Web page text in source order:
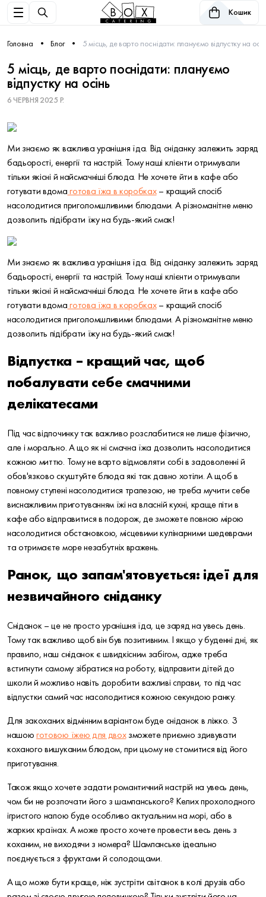
Кошик
Головна Блог 5 місць, де варто поснідати: плануємо відпустку на
5 місць, де варто поснідати: плануємо
відпустку на осінь
6 ЧЕРВНЯ 2025 Р.
Ми знаємо як важлива уранішня їда. Від сніданку залежить заряд
бадьорості, енергії та настрій. Тому наші клієнти отримували
тільки якісні й найсмачніші блюда. Не хочете йти в кафе або
готувати вдома готова їжа в коробках– кращий спосіб
насолодитися приголомшливими блюдами. А різноманітне меню
дозволить підібрати їжу на будь-який смак!
Ми знаємо як важлива уранішня їда. Від сніданку залежить заряд
бадьорості, енергії та настрій. Тому наші клієнти отримували
тільки якісні й найсмачніші блюда. Не хочете йти в кафе або
готувати вдома готова їжа в коробках– кращий спосіб
насолодитися приголомшливими блюдами. А різноманітне меню
дозволить підібрати їжу на будь-який смак!
Відпустка – кращий час, щоб
побалувати себе смачними
делікатесами
Під час відпочинку так важливо розслабитися не лише фізично,
але і морально. А що як ні смачна їжа дозволить насолодитися
кожною миттю. Тому не варто відмовляти собі в задоволенні й
обов'язково скуштуйте блюда які так давно хотіли. А щоб в
повному ступені насолодитися трапезою, не треба мучити себе
виснажливим приготуванням їжі на власній кухні, краще піти в
кафе або відправитися в подорож, де зможете повною мірою
насолодитися обстановкою, місцевими кулінарними шедеврами
та отримаєте море незабутніх вражень.
Ранок, що запам'ятовується: ідеї для
незвичайного сніданку
Сніданок – це не просто уранішня їда, це заряд на увесь день.
Тому так важливо щоб він був позитивним. І якщо у буденні дні, як
правило, наш сніданок є швидкісним забігом, адже треба
встигнути самому зібратися на роботу, відправити дітей до
школи й можливо навіть доробити важливі справи, то під час
відпустки самий час насолодитися кожною секундою ранку.
Для закоханих відмінним варіантом буде сніданок в ліжко. З
нашоюготовою їжею для двохзможете приємно здивувати
коханого вишуканим блюдом, при цьому не стомитися від його
приготування.
Також якщо хочете задати романтичний настрій на увесь день,
чом би не розпочати його з шампанського? Келих прохолодного
ігристого напою буде особливо актуальним на морі, або в
жарких країнах. А може просто хочете провести весь день з
коханим, не виходячи з номера? Шампанське ідеально
поєднується з фруктами й солодощами.
А що може бути краще, ніж зустріти світанок в колі друзів або